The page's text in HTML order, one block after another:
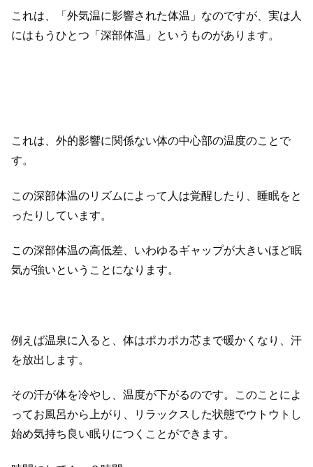
これは、「外気温に影響された体温」なのですが、実は人
にはもうひとつ「深部体温」というものがあります。
これは、外的影響に関係ない体の中心部の温度のことで
す。
この深部体温のリズムによって人は覚醒したり、睡眠をと
ったりしています。
この深部体温の高低差、いわゆるギャップが大きいほど眠
気が強いということになります。
例えば温泉に入ると、体はポカポカ芯まで暖かくなり、汗
を放出します。
その汗が体を冷やし、温度が下がるのです。このことによ
ってお風呂から上がり、リラックスした状態でウトウトし
始め気持ち良い眠りにつくことができます。